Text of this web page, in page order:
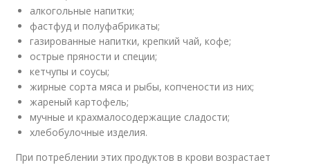
алкогольные напитки;
фастфуд и полуфабрикаты;
газированные напитки, крепкий чай, кофе;
острые пряности и специи;
кетчупы и соусы;
жирные сорта мяса и рыбы, копчености из них;
жареный картофель;
мучные и крахмалосодержащие сладости;
хлебобулочные изделия.
При потреблении этих продуктов в крови возрастает